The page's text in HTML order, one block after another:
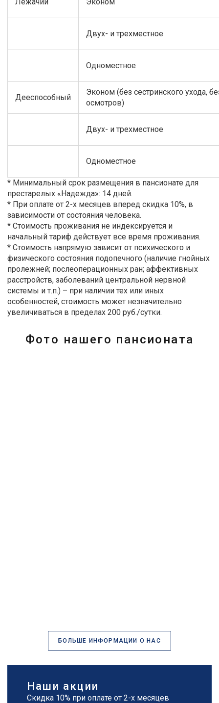
Двух- и трехместное
Одноместное
Дееспособный
Эконом (без сестринского ухода,
осмотров)
Двух- и трехместное
Одноместное
* Минимальный срок размещения в пансионате для
престарелых «Надежда»: 14 дней.
* При оплате от 2-х месяцев вперед скидка 10%, в
зависимости от состояния человека.
* Стоимость проживания не индексируется и
начальный тариф действует все время проживания.
* Стоимость напрямую зависит от психического и
физического состояния подопечного (наличие гнойных
пролежней; послеоперационных ран; аффективных
расстройств, заболеваний центральной нервной
системы и т.п.) – при наличии тех или иных
особенностей, стоимость может незначительно
увеличиваться в пределах 200 руб./сутки.
Фото нашего пансионата
БОЛЬШЕ ИНФОРМАЦИИ О НАС
Наши акции
Скидка 10% при оплате от 2-х месяцев